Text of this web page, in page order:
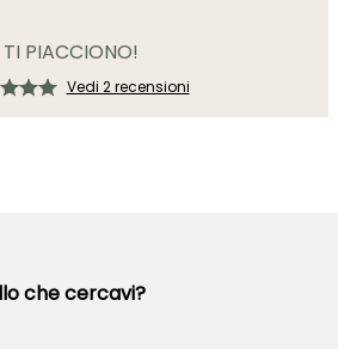
TI PIACCIONO!
Vedi 2 recensioni
che cercavi?